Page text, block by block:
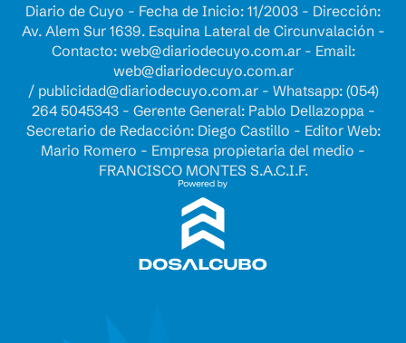
Diario de Cuyo - Fecha de Inicio: 11/2003 - Dirección:
Av. Alem Sur 1639. Esquina Lateral de Circunvalación -
Contacto: web@diariodecuyo.com.ar- Email:
web@diariodecuyo.com.ar
/ publicidad@diariodecuyo.com.ar- Whatsapp: (054)
264 5045343 - Gerente General: Pablo Dellazoppa -
Secretario de Redacción: Diego Castillo - Editor Web:
Mario Romero - Empresa propietaria del medio -
FRANCISCO MONTES S.A.C.I.F.